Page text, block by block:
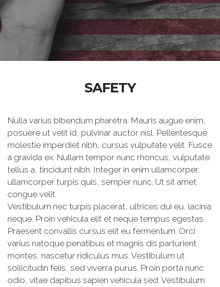
SAFETY
Nulla varius bibendum pharetra. Mauris augue enim,
posuere ut velit id, pulvinar auctor nisl. Pellentesque
molestie imperdiet nibh, cursus vulputate velit. Fusce
a gravida ex. Nullam tempor nunc rhoncus, vulputate
tellus a, tincidunt nibh. Integer in enim ullamcorper,
ullamcorper turpis quis, semper nunc. Ut sit amet
congue velit.
Vestibulum nec turpis placerat, ultrices dui eu, lacinia
neque. Proin vehicula elit et neque tempus egestas.
Praesent convallis cursus elit eu fermentum. Orci
varius natoque penatibus et magnis dis parturient
montes, nascetur ridiculus mus. Vestibulum ut
sollicitudin felis, sed viverra purus. Proin porta nunc
odio, vitae dapibus sapien vehicula sed. Vestibulum